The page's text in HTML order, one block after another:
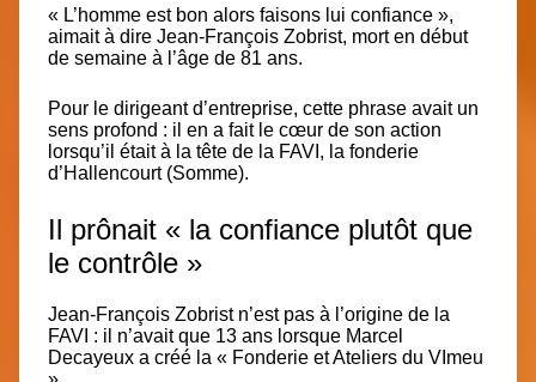
« L’homme est bon alors faisons lui confiance »,
aimait à dire Jean-François Zobrist, mort en début
de semaine à l’âge de 81 ans.
Pour le dirigeant d’entreprise, cette phrase avait un
sens profond : il en a fait le cœur de son action
lorsqu’il était à la tête de la FAVI, la fonderie
d’Hallencourt(Somme).
Il prônait « la confiance plutôt que
le contrôle »
Jean-François Zobrist n’est pas à l’origine de la
FAVI : il n’avait que 13 ans lorsque Marcel
Decayeux a créé la « Fonderie et Ateliers du VImeu